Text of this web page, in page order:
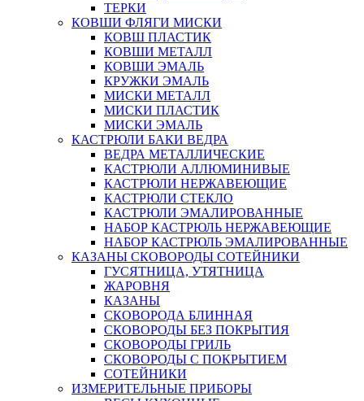
ТЕРКИ
КОВШИ ФЛЯГИ МИСКИ
КОВШ ПЛАСТИК
КОВШИ МЕТАЛЛ
КОВШИ ЭМАЛЬ
КРУЖКИ ЭМАЛЬ
МИСКИ МЕТАЛЛ
МИСКИ ПЛАСТИК
МИСКИ ЭМАЛЬ
КАСТРЮЛИ БАКИ ВЕДРА
ВЕДРА МЕТАЛЛИЧЕСКИЕ
КАСТРЮЛИ АЛЛЮМИНИВЫЕ
КАСТРЮЛИ НЕРЖАВЕЮЩИЕ
КАСТРЮЛИ СТЕКЛО
КАСТРЮЛИ ЭМАЛИРОВАННЫЕ
НАБОР КАСТРЮЛЬ НЕРЖАВЕЮЩИЕ
НАБОР КАСТРЮЛЬ ЭМАЛИРОВАННЫЕ
КАЗАНЫ СКОВОРОДЫ СОТЕЙНИКИ
ГУСЯТНИЦА, УТЯТНИЦА
ЖАРОВНЯ
КАЗАНЫ
СКОВОРОДА БЛИННАЯ
СКОВОРОДЫ БЕЗ ПОКРЫТИЯ
СКОВОРОДЫ ГРИЛЬ
СКОВОРОДЫ С ПОКРЫТИЕМ
СОТЕЙНИКИ
ИЗМЕРИТЕЛЬНЫЕ ПРИБОРЫ